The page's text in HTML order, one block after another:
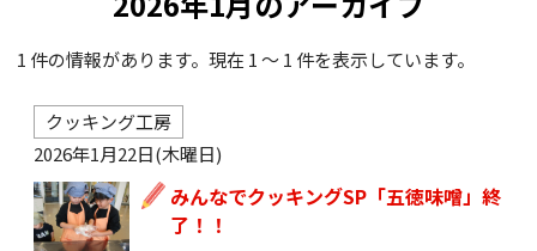
1 件の情報があります。現在 1 ～ 1 件を表示しています。
クッキング工房
2026年1月22日(木曜日)
みんなでクッキングSP「五徳味噌」終
了！！